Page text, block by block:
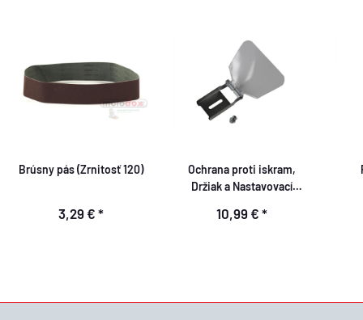
Brúsny pás (Zrnitosť 120)
3,29 € *
Ochrana proti iskram,
Držiak a Nastavovací
10,99 € *